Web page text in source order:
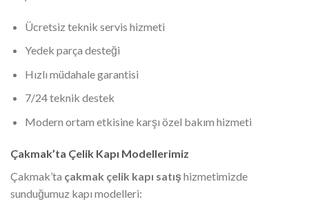
Ücretsiz teknik servis hizmeti
Yedek parça desteği
Hızlı müdahale garantisi
7/24 teknik destek
Modern ortam etkisine karşı özel bakım hizmeti
Çakmak’ta Çelik Kapı Modellerimiz
Çakmak’ta çakmak çelik kapı satışhizmetimizde
sunduğumuz kapı modelleri: